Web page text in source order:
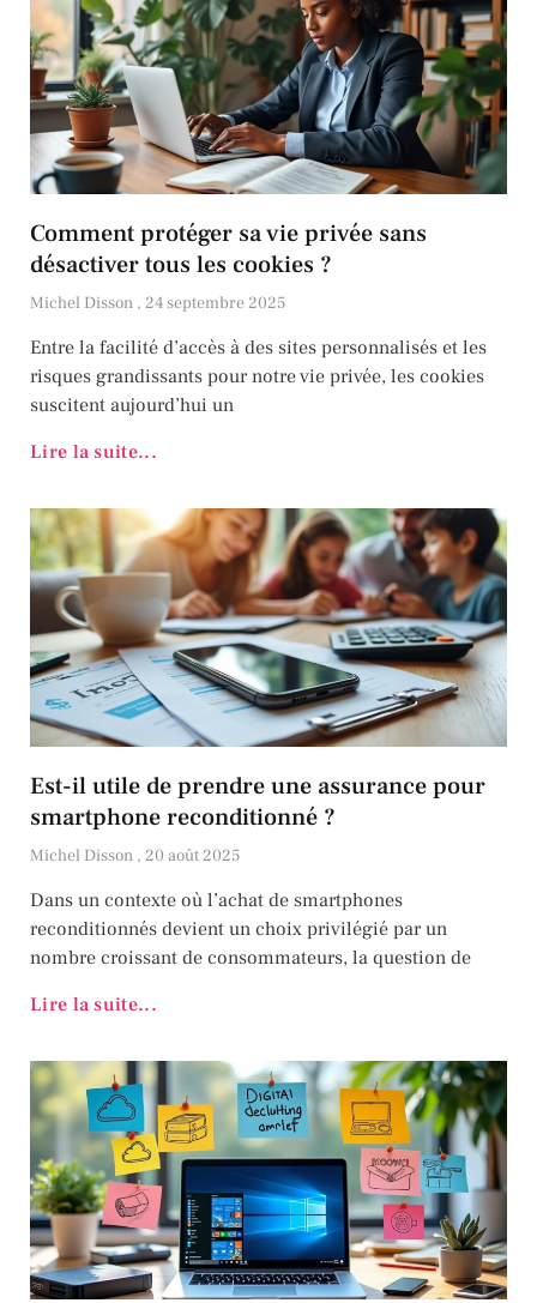
Comment protéger sa vie privée sans
désactiver tous les cookies ?
Michel Disson 24 septembre 2025
Entre la facilité d’accès à des sites personnalisés et les
risques grandissants pour notre vie privée, les cookies
suscitent aujourd’hui un
Lire la suite...
Est-il utile de prendre une assurance pour
smartphone reconditionné ?
Michel Disson 20 août 2025
Dans un contexte où l’achat de smartphones
reconditionnés devient un choix privilégié par un
nombre croissant de consommateurs, la question de
Lire la suite...